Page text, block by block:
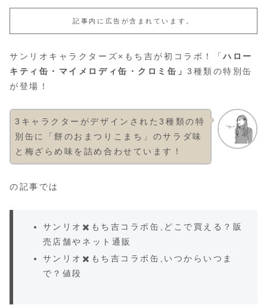
記事内に広告が含まれています。
サンリオキャラクターズ×もち吉が初コラボ！「ハロー
キティ缶・マイメロディ缶・クロミ缶」3種類の特別缶
が登場！
3キャラクターがデザインされた3種類の特
別缶に「餅のおまつりこまち」のサラダ味
と梅ざらめ味を詰め合わせています！
の記事では
サンリオ✖️もち吉コラボ缶,どこで買える？販
売店舗やネット通販
サンリオ✖️もち吉コラボ缶,いつからいつま
で？値段